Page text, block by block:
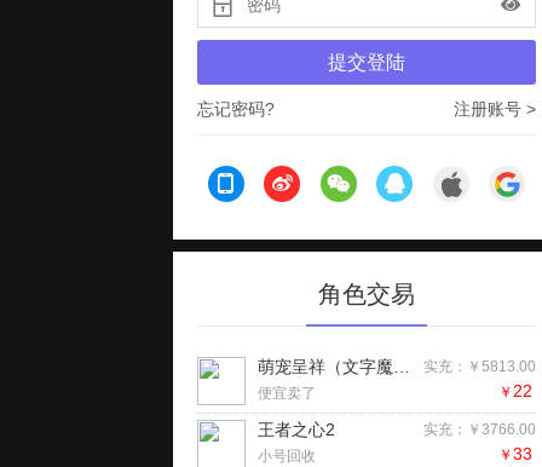
提交登陆
忘记密码? 注册账号 >
角色交易
实充：￥5813.00
萌宠呈祥（文字魔兽）H5
便宜卖了 ￥ 22
实充：￥3766.00
王者之心2
小号回收 ￥ 33